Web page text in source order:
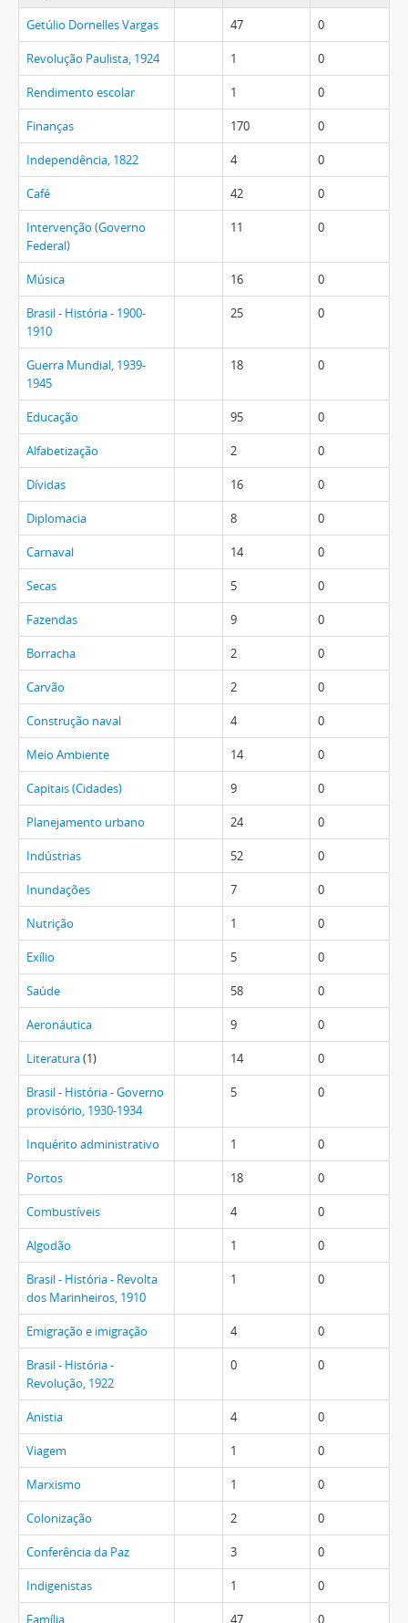
Getúlio Dornelles Vargas 47 0
Revolução Paulista, 1924 1 0
Rendimento escolar 1 0
Finanças 170 0
Independência, 1822 4 0
Café 42 0
Intervenção (Governo
Federal)
11 0
Música 16 0
Brasil - História - 1900-
1910
25 0
Guerra Mundial, 1939-
1945
18 0
Educação 95 0
Alfabetização 2 0
Dívidas 16 0
Diplomacia 8 0
Carnaval 14 0
Secas 5 0
Fazendas 9 0
Borracha 2 0
Carvão 2 0
Construção naval 4 0
Meio Ambiente 14 0
Capitais (Cidades) 9 0
Planejamento urbano 24 0
Indústrias 52 0
Inundações 7 0
Nutrição 1 0
Exílio 5 0
Saúde 58 0
Aeronáutica 9 0
Literatura(1) 14 0
Brasil - História - Governo
provisório, 1930-1934
5 0
Inquérito administrativo 1 0
Portos 18 0
Combustíveis 4 0
Algodão 1 0
Brasil - História - Revolta
dos Marinheiros, 1910
1 0
Emigração e imigração 4 0
Brasil - História -
Revolução, 1922
0 0
Anistia 4 0
Viagem 1 0
Marxismo 1 0
Colonização 2 0
Conferência da Paz 3 0
Indigenistas 1 0
Família 47 0